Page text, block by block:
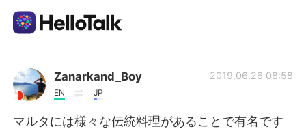
แอปแลกเปลี่ยนทางภาษา
AI Grammar Checker
Zanarkand_Boy
EN JP
2019.06.26 08:58
マルタには様々な伝統料理があることで有名です